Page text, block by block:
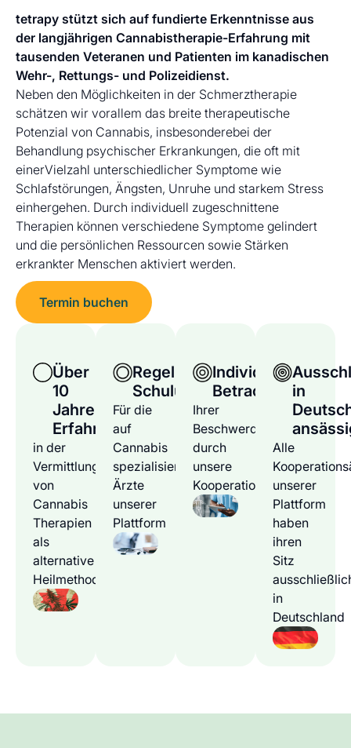
tetrapy stützt sich auf fundierte Erkenntnisse aus
der langjährigen Cannabistherapie-Erfahrung mit
tausenden Veteranen und Patienten im kanadischen
Wehr-, Rettungs- und Polizeidienst.
Neben den Möglichkeiten in der Schmerztherapie
schätzen wir vorallem das breite therapeutische
Potenzial von Cannabis, insbesonderebei der
Behandlung psychischer Erkrankungen, die oft mit
einerVielzahl unterschiedlicher Symptome wie
Schlafstörungen, Ängsten, Unruhe und starkem Stress
einhergehen. Durch individuell zugeschnittene
Therapien können verschiedene Symptome gelindert
und die persönlichen Ressourcen sowie Stärken
erkrankter Menschen aktiviert werden.
Termin buchen
Über
10
Jahre
Erfahrung
in der
Vermittlung
von
Cannabis
Therapien
als
alternative
Heilmethode
Regelmäßige
Schulungen
Für die
auf
Cannabis
spezialisierten
Ärzte
unserer
Plattform
Individuelle
Betrachtung
Ihrer
Beschwerden
durch
unsere
Kooperationsärzte
in
Alle
unserer
Plattform
haben
ihren
Sitz
in
Deutschland